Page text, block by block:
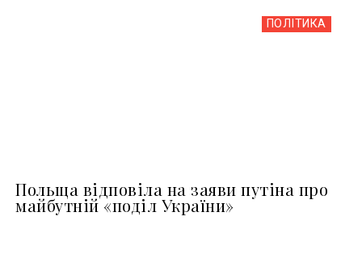
ПОЛІТИКА
Польща відповіла на заяви путіна про
майбутній «поділ України»